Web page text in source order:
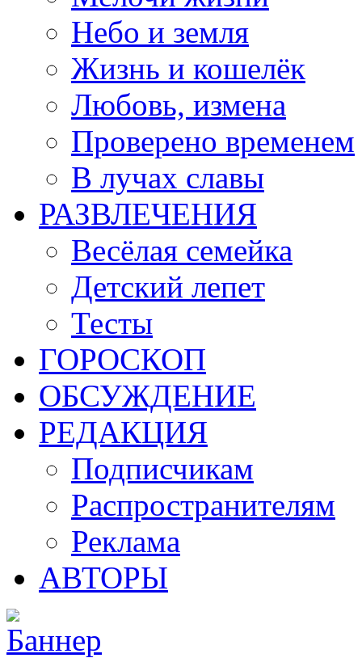
Небо и земля
Жизнь и кошелёк
Любовь, измена
Проверено временем
В лучах славы
РАЗВЛЕЧЕНИЯ
Весёлая семейка
Детский лепет
Тесты
ГОРОСКОП
ОБСУЖДЕНИЕ
РЕДАКЦИЯ
Подписчикам
Распространителям
Реклама
АВТОРЫ